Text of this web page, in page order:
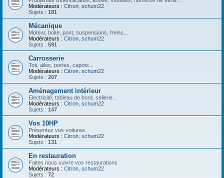
Modérateurs : Citron schum22
Sujets : 181
Mécanique
Moteur, boite, pont, suspensions, freins...
Modérateurs : Citron schum22
Sujets : 591
Carrosserie
Toit, ailes, portes, capots...
Modérateurs : Citron schum22
Sujets : 207
Aménagement intérieur
Electricité, tableau de bord, sellerie...
Modérateurs : Citron schum22
Sujets : 147
Vos 10HP
Présentez vos voitures
Modérateurs : Citron schum22
Sujets : 131
En restauration
Faites nous suivre vos restaurations
Modérateurs : Citron schum22
Sujets : 72